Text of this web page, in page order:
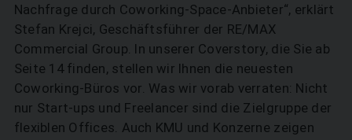
Nachfrage durch Coworking-Space-Anbieter“, erklärt
Stefan Krejci, Geschäftsführer der RE/MAX
Commercial Group. In unserer Coverstory, die Sie ab
Seite 14 finden, stellen wir Ihnen die neuesten
Coworking-Büros vor. Was wir vorab verraten: Nicht
nur Start-ups und Freelancer sind die Zielgruppe der
flexiblen Offices. Auch KMU und Konzerne zeigen